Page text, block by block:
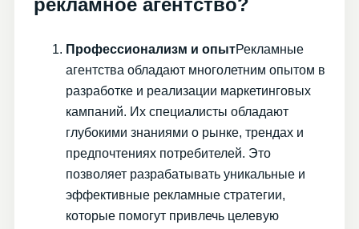
рекламное агентство?
Профессионализм и опытРекламные
агентства обладают многолетним опытом в
разработке и реализации маркетинговых
кампаний. Их специалисты обладают
глубокими знаниями о рынке, трендах и
предпочтениях потребителей. Это
позволяет разрабатывать уникальные и
эффективные рекламные стратегии,
которые помогут привлечь целевую